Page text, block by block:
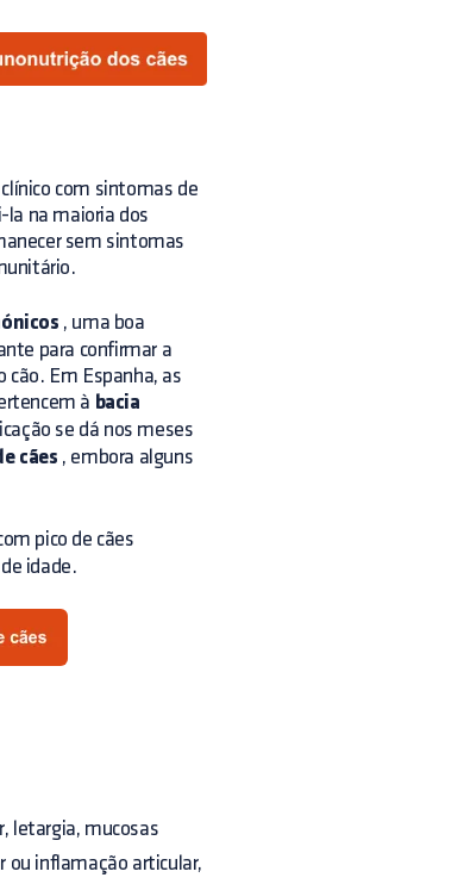
com sintomas de
la na maioria dos
sem sintomas
, uma boa
para confirmar a
cão. Em Espanha, as
à bacia
se dá nos meses
cães , embora alguns
pico de cães
idade.
letargia, mucosas
ou inflamação articular,